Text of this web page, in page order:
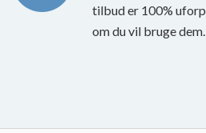
tilbud er 100%
om du vil bruge dem.